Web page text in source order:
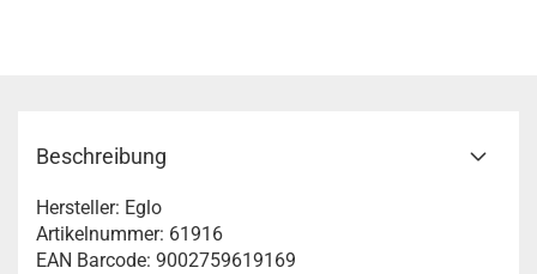
Beschreibung
Hersteller: Eglo
Artikelnummer: 61916
EAN Barcode: 9002759619169